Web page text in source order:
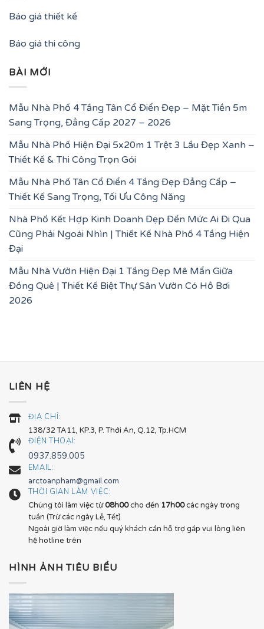
Báo giá thiết kế
Báo giá thi công
BÀI MỚI
Mẫu Nhà Phố 4 Tầng Tân Cổ Điển Đẹp – Mặt Tiền 5m
Sang Trọng, Đẳng Cấp 2027 – 2026
Mẫu Nhà Phố Hiện Đại 5x20m 1 Trệt 3 Lầu Đẹp Xanh –
Thiết Kế & Thi Công Trọn Gói
Mẫu Nhà Phố Tân Cổ Điển 4 Tầng Đẹp Đẳng Cấp –
Thiết Kế Sang Trọng, Tối Ưu Công Năng
Nhà Phố Kết Hợp Kinh Doanh Đẹp Đến Mức Ai Đi Qua
Cũng Phải Ngoái Nhìn | Thiết Kế Nhà Phố 4 Tầng Hiện
Đại
Mẫu Nhà Vườn Hiện Đại 1 Tầng Đẹp Mê Mẩn Giữa
Đồng Quê | Thiết Kế Biệt Thự Sân Vườn Có Hồ Bơi
2026
LIÊN HỆ
ĐỊA CHỈ:
138/32 TA11, KP.3, P. Thới An, Q.12, Tp.HCM
ĐIỆN THOẠI:
0937.859.005
EMAIL:
arctoanpham@gmail.com
THỜI GIAN LÀM VIỆC:
Chúng tôi làm việc từ08h00cho đến 17h00các ngày trong
tuần (Trừ các ngày Lễ, Tết)
Ngoài giờ làm việc nếu quý khách cần hỗ trợ gấp vui lòng liên
hệ hotline trên
HÌNH ẢNH TIÊU BIỂU